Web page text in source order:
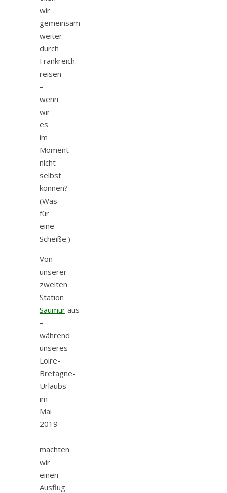
wir
gemeinsam
weiter
durch
Frankreich
reisen
–
wenn
wir
es
im
Moment
nicht
selbst
können?
(Was
für
eine
Scheiße.)
Von
unserer
zweiten
Station
Saumur aus
–
während
unseres
Loire-
Bretagne-
Urlaubs
im
Mai
2019
–
machten
wir
einen
Ausflug